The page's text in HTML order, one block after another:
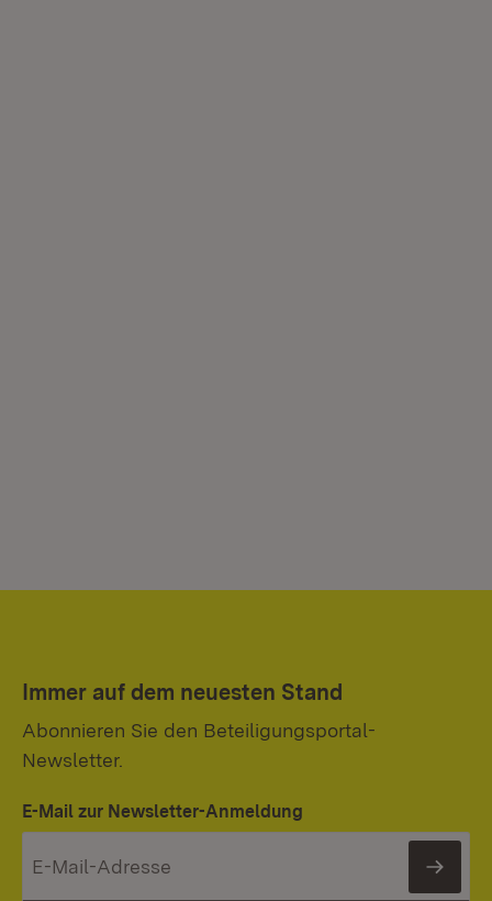
Immer auf dem neuesten Stand
Abonnieren Sie den Beteiligungsportal-
Newsletter.
E-Mail zur Newsletter-Anmeldung